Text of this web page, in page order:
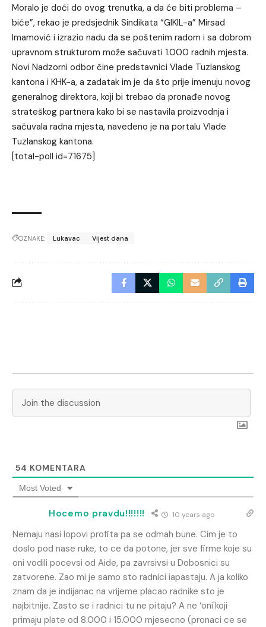
Moralo je doći do ovog trenutka, a da će biti problema –
biće”, rekao je predsjednik Sindikata “GIKIL-a” Mirsad
Imamović i izrazio nadu da se poštenim radom i sa dobrom
upravnom strukturom može sačuvati 1.000 radnih mjesta.
Novi Nadzorni odbor čine predstavnici Vlade Tuzlanskog
kantona i KHK-a, a zadatak im je da što prije imenuju novog
generalnog direktora, koji bi trebao da pronađe novog
strateškog partnera kako bi se nastavila proizvodnja i
sačuvala radna mjesta, navedeno je na portalu Vlade
Tuzlanskog kantona.
[total-poll id=71675]
OZNAKE: Lukavac Vijest dana
54 KOMENTARA
Most Voted
Hocemo pravdu!!!!!!! 10 years ago
Nemaju nasi lopovi profita pa se odmah bune. Cim je to
doslo pod nase ruke, to ce da potone, jer sve firme koje su
oni vodili pocevsi od Aide, pa zavrsivsi u Dobosnici su
zatvorene. Zao mi je samo sto radnici iapastaju. A ja koliko
znam da je indijanac na vrijeme placao radnike sto je
najbitnije. Zasto se i radnici tu ne pitaju? A ne ‘oni'koji
primaju plate od 8.000 i 15.000 mjesecno (pronaci ce se